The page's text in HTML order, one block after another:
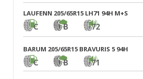
LAUFENN 205/65R15 LH71 94H M+S
C B 72
BARUM 205/65R15 BRAVURIS 5 94H
C B 71